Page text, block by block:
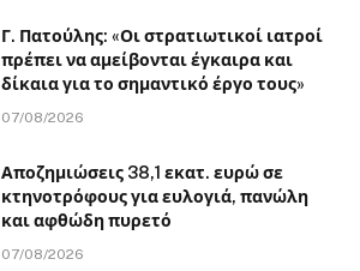
Γ. Πατούλης: «Οι στρατιωτικοί ιατροί
πρέπει να αμείβονται έγκαιρα και
δίκαια για το σημαντικό έργο τους»
07/08/2026
Αποζημιώσεις 38,1 εκατ. ευρώ σε
κτηνοτρόφους για ευλογιά, πανώλη
και αφθώδη πυρετό
07/08/2026